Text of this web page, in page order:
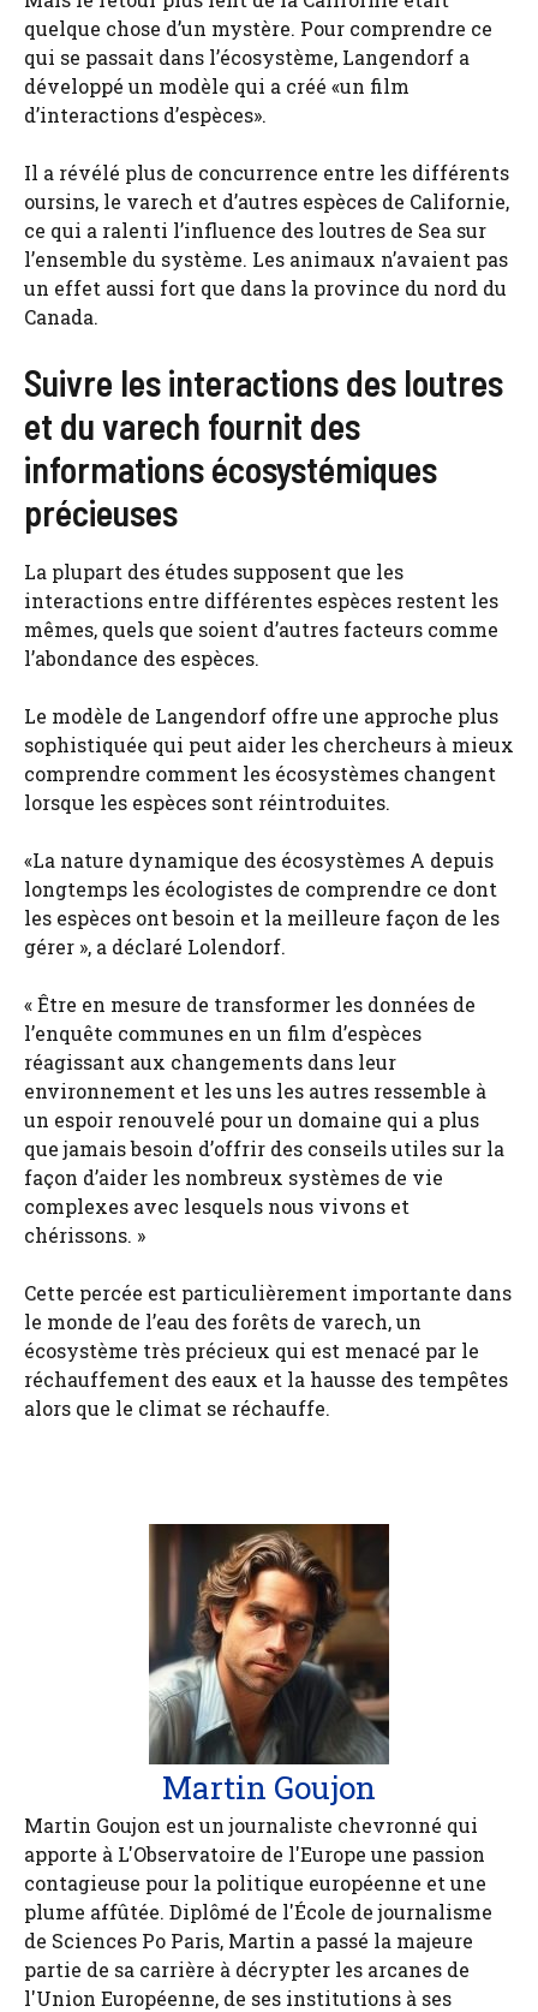
quelque chose d’un mystère. Pour comprendre ce
qui se passait dans l’écosystème, Langendorf a
développé un modèle qui a créé «un film
d’interactions d’espèces».
Il a révélé plus de concurrence entre les différents
oursins, le varech et d’autres espèces de Californie,
ce qui a ralenti l’influence des loutres de Sea sur
l’ensemble du système. Les animaux n’avaient pas
un effet aussi fort que dans la province du nord du
Canada.
Suivre les interactions des loutres
et du varech fournit des
informations écosystémiques
précieuses
La plupart des études supposent que les
interactions entre différentes espèces restent les
mêmes, quels que soient d’autres facteurs comme
l’abondance des espèces.
Le modèle de Langendorf offre une approche plus
sophistiquée qui peut aider les chercheurs à mieux
comprendre comment les écosystèmes changent
lorsque les espèces sont réintroduites.
«La nature dynamique des écosystèmes A depuis
longtemps les écologistes de comprendre ce dont
les espèces ont besoin et la meilleure façon de les
gérer », a déclaré Lolendorf.
« Être en mesure de transformer les données de
l’enquête communes en un film d’espèces
réagissant aux changements dans leur
environnement et les uns les autres ressemble à
un espoir renouvelé pour un domaine qui a plus
que jamais besoin d’offrir des conseils utiles sur la
façon d’aider les nombreux systèmes de vie
complexes avec lesquels nous vivons et
chérissons. »
Cette percée est particulièrement importante dans
le monde de l’eau des forêts de varech, un
écosystème très précieux qui est menacé par le
réchauffement des eaux et la hausse des tempêtes
alors que le climat se réchauffe.
Martin Goujon
Martin Goujon est un journaliste chevronné qui
apporte à L'Observatoire de l'Europe une passion
contagieuse pour la politique européenne et une
plume affûtée. Diplômé de l'École de journalisme
de Sciences Po Paris, Martin a passé la majeure
partie de sa carrière à décrypter les arcanes de
l'Union Européenne, de ses institutions à ses